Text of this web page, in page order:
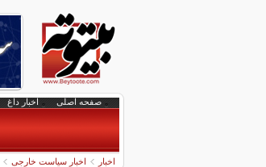
صفحه اصلی اخبار داغ
اخبار اخبار سیاست خارجی